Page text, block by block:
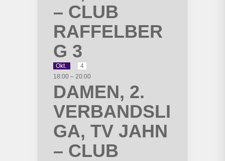
– CLUB
RAFFELBER
G 3
Okt.
4
18:00 – 20:00
DAMEN, 2.
VERBANDSLI
GA, TV JAHN
– CLUB